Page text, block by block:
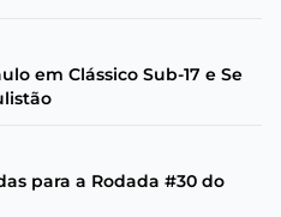
em Clássico Sub-17 e Se
para a Rodada #30 do